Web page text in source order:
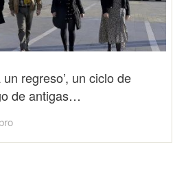
regreso’, un ciclo de
de antigas…